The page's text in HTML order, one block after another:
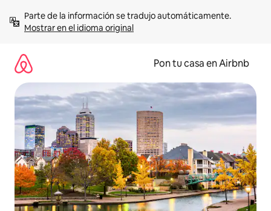
contenidoMostrar en el idioma original
Pon tu casa en Airbnb